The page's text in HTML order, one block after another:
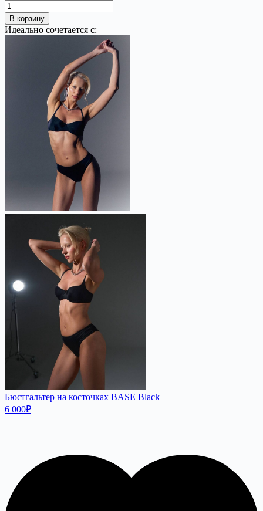
В корзину
Идеально сочетается с:
Бюстгальтер на косточках BASE Black
6 000₽